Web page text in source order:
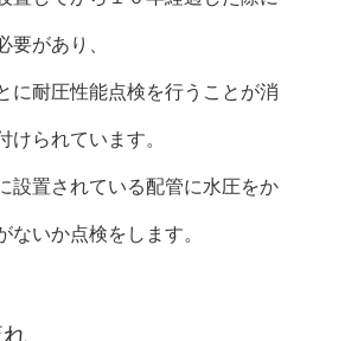
要があり、
に耐圧性能点検を行うことが消
けられています。
設置されている配管に水圧をか
ないか点検をします。